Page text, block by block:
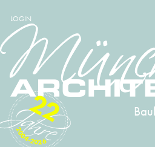
LOGIN
2004-2026
22